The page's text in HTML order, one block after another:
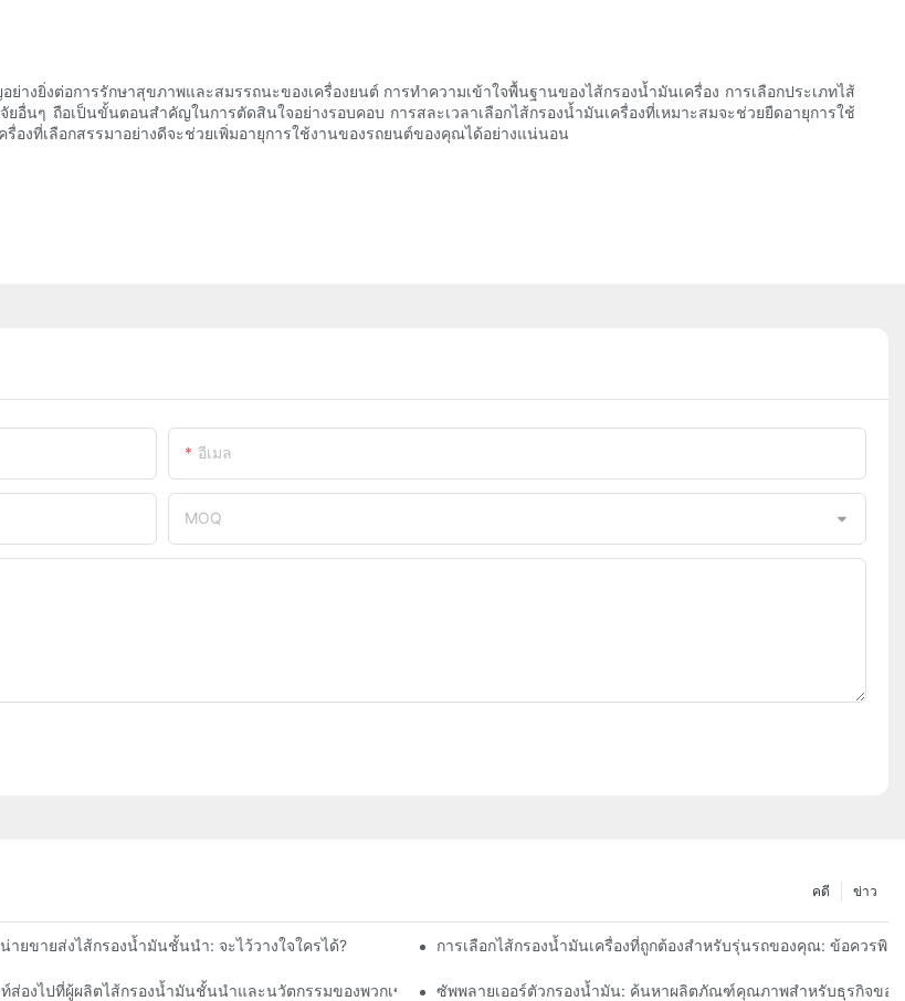
งยิ่งต่อการรักษาสุขภาพและสมรรถนะของเครื่องยนต์ การทำความเข้าใจพื้นฐานของไส้กรองน้ำมันเครื่อง การเลือกประเภทไส้
นๆ ถือเป็นขั้นตอนสำคัญในการตัดสินใจอย่างรอบคอบ การสละเวลาเลือกไส้กรองน้ำมันเครื่องที่เหมาะสมจะช่วยยืดอายุการใช้
องที่เลือกสรรมาอย่างดีจะช่วยเพิ่มอายุการใช้งานของรถยนต์ของคุณได้อย่างแน่นอน
อีเมล
MOQ
ข่าว
คดี
ายขายส่งไส้กรองน้ำมันชั้นนำ: จะไว้วางใจใครได้? การเลือกไส้กรองน้ำมันเครื่องที่ถูกต้องสำหรับรุ่นรถของคุณ: ข้อควรพิ
ส่องไปที่ผู้ผลิตไส้กรองน้ำมันชั้นนำและนวัตกรรมของพวกเขา ซัพพลายเออร์ตัวกรองน้ำมัน: ค้นหาผลิตภัณฑ์คุณภาพสำหรับธุรกิจขอ